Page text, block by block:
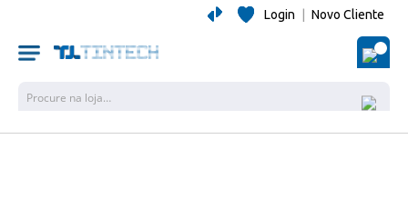
Login Novo Cliente
O